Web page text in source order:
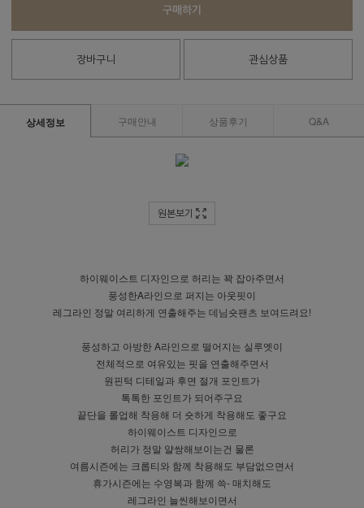
구매하기
장바구니 관심상품
상세정보 구매안내 상품후기 Q&A
원본보기
하이웨이스트 디자인으로 허리는 꽉 잡아주면서
풍성한A라인으로 퍼지는 아웃핏이
레그라인 정말 여리하게 연출해주는 데님숏팬츠 보여드려요!
풍성하고 아방한 A라인으로 떨어지는 실루엣이
전체적으로 여유있는 핏을 연출해주면서
원핀턱 디테일과 후면 절개 포인트가
톡톡한 포인트가 되어주구요
끝단을 롤업해 착용해 더 숏하게 착용해도 좋구요
하이웨이스트 디자인으로
허리가 정말 얄쌍해보이는건 물론
여름시즌에는 크롭티와 함께 착용해도 부담없으면서
휴가시즌에는 수영복과 함께 쓱- 매치해도
레그라인 늘씬해보이면서